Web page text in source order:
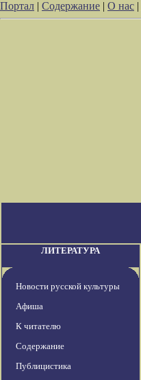
Портал | Содержание | О нас |
ЛИТЕРАТУРА
Новости русской культуры
Афиша
К читателю
Содержание
Публицистика